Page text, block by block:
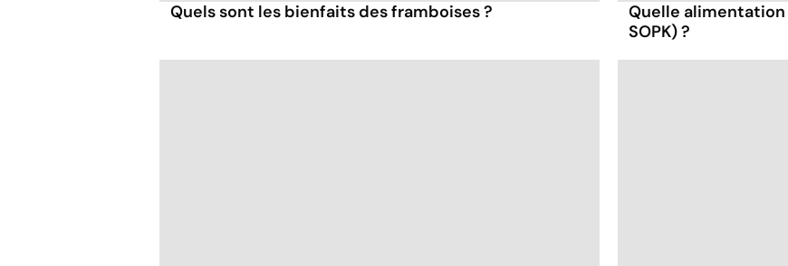
Quels sont les bienfaits des framboises ?
Quelle alimentation
SOPK) ?